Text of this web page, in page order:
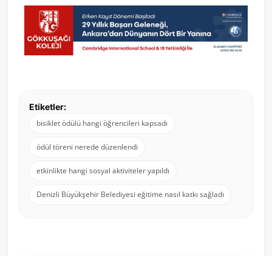
Etiketler:
bisiklet ödülü hangi öğrencileri kapsadı
ödül töreni nerede düzenlendi
etkinlikte hangi sosyal aktiviteler yapıldı
Denizli Büyükşehir Belediyesi eğitime nasıl katkı sağladı